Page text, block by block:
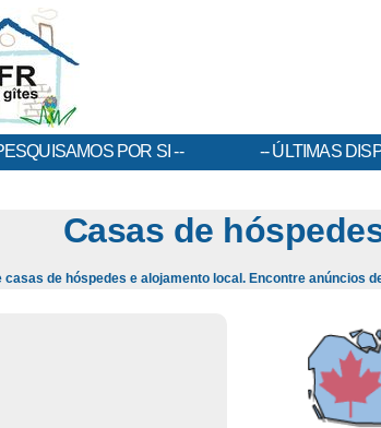
POR SI ÚLTIMAS
Casas de
casas de hóspedes e alojamento local. Encontre anúncios